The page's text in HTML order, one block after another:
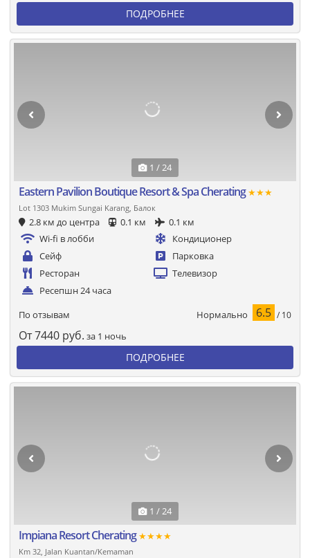
ПОДРОБНЕЕ
1 / 24
Eastern Pavilion Boutique Resort & Spa Cherating★★★
Lot 1303 Mukim Sungai Karang, Балок
2.8 км до центра 0.1 км
0.1 км
Wi-fi в лобби
Кондиционер
Сейф
Парковка
Ресторан
Телевизор
Ресепшн 24 часа
По отзывам Нормально 6.5 / 10
От7440 руб. за 1 ночь
ПОДРОБНЕЕ
1 / 24
Impiana Resort Cherating★★★★
Km 32, Jalan Kuantan/Kemaman